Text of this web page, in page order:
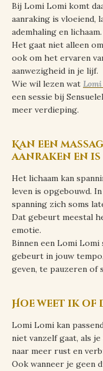
Bij Lomi Lomi komt
aanraking is vloeiend,
ademhaling en lichaam.
Het gaat niet alleen
ook om het ervaren
aanwezigheid in je lijf.
Wie wil lezen wat Lomi
een sessie bij
meer verdieping.
Kan een
aanraken en
Het lichaam kan
leven is opgebouwd.
spanning zich soms
Dat gebeurt meestal
emotie.
Binnen een Lomi
gebeurt in jouw
geven, te pauzeren of
Hoe weet ik of
Lomi Lomi kan
niet vanzelf gaat, als
naar meer rust en
Ook wanneer je geen